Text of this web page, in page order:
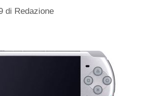
di Redazione